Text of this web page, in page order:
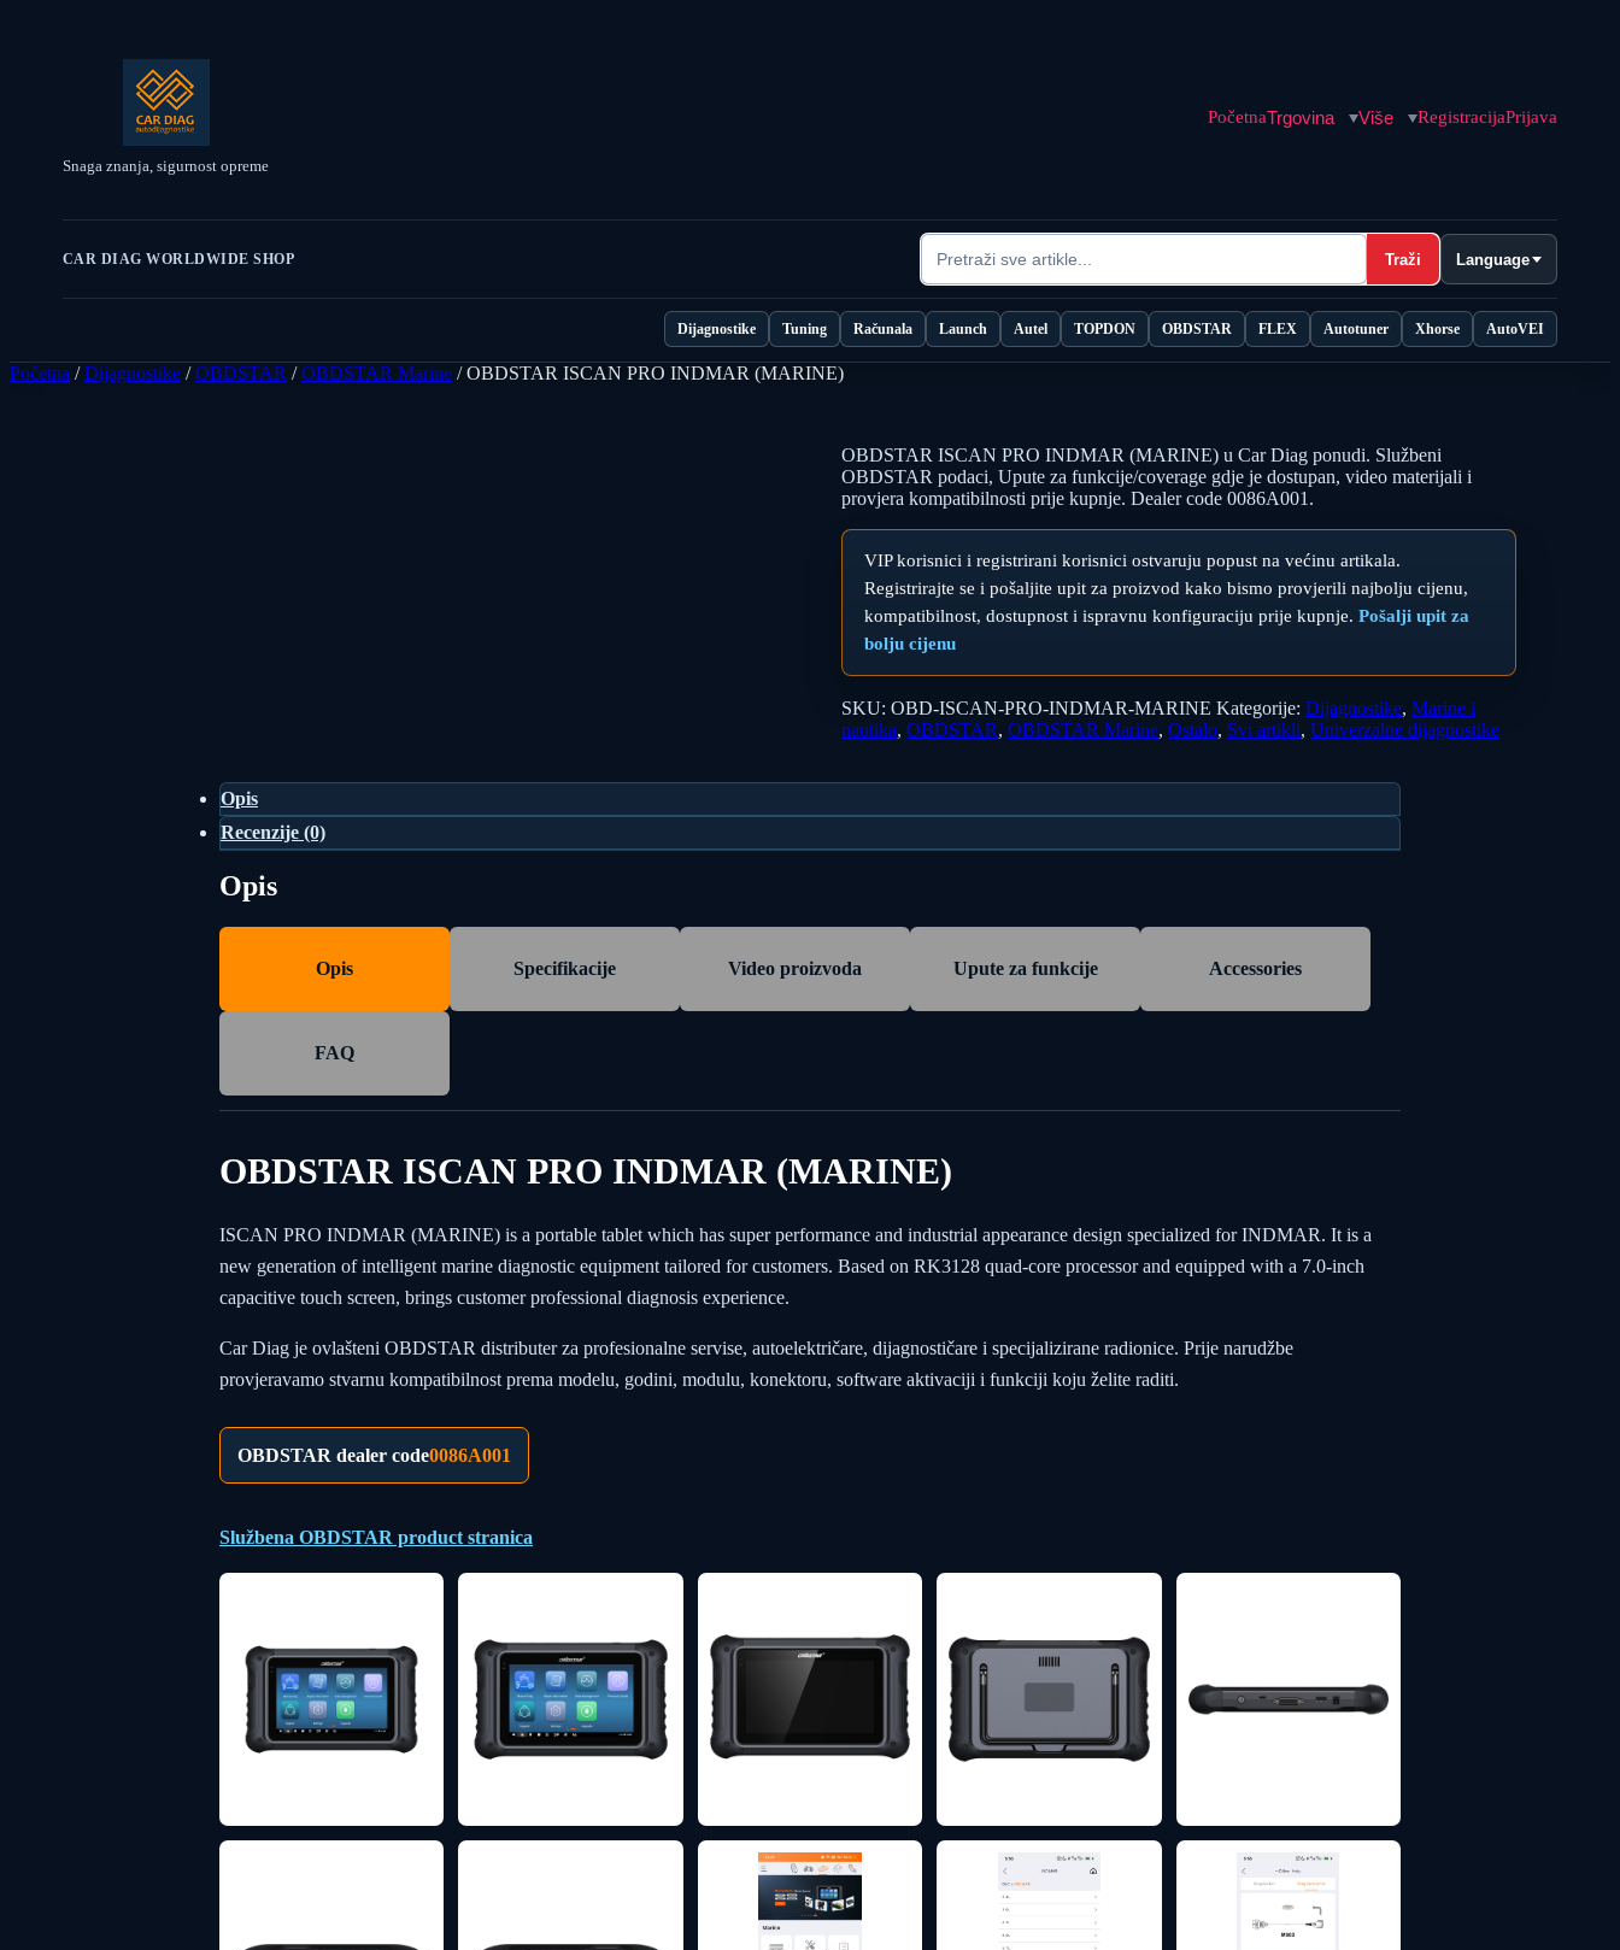
Snaga znanja, sigurnost opreme
PočetnaTrgovina Više RegistracijaPrijava
CAR DIAG WORLDWIDE SHOP Traži Language
Dijagnostike Tuning Računala Launch Autel TOPDON OBDSTAR FLEX Autotuner Xhorse AutoVEI
Početna /Dijagnostike /OBDSTAR /OBDSTAR Marine / OBDSTAR ISCAN PRO INDMAR (MARINE)
OBDSTAR ISCAN PRO INDMAR (MARINE) u Car Diag ponudi. Službeni
OBDSTAR podaci, Upute za funkcije/coverage gdje je dostupan, video materijali i
provjera kompatibilnosti prije kupnje. Dealer code 0086A001.
VIP korisnici i registrirani korisnici ostvaruju popust na većinu artikala.
Registrirajte se i pošaljite upit za proizvod kako bismo provjerili najbolju cijenu,
kompatibilnost, dostupnost i ispravnu konfiguraciju prije kupnje.Pošalji upit za
bolju cijenu
SKU:OBD-ISCAN-PRO-INDMAR-MARINE Kategorije:Dijagnostike,Marine i
nautika,OBDSTAR,OBDSTAR Marine,Ostalo, Svi artikli,Univerzalne dijagnostike
Opis
Recenzije (0)
Opis
Opis Specifikacije Video proizvoda Upute za funkcije Accessories
FAQ
OBDSTAR ISCAN PRO INDMAR (MARINE)
ISCAN PRO INDMAR (MARINE) is a portable tablet which has super performance and industrial appearance design specialized for INDMAR. It is a
new generation of intelligent marine diagnostic equipment tailored for customers. Based on RK3128 quad-core processor and equipped with a 7.0-inch
capacitive touch screen, brings customer professional diagnosis experience.
Car Diag je ovlašteni OBDSTAR distributer za profesionalne servise, autoelektričare, dijagnostičare i specijalizirane radionice. Prije narudžbe
provjeravamo stvarnu kompatibilnost prema modelu, godini, modulu, konektoru, software aktivaciji i funkciji koju želite raditi.
OBDSTAR dealer code0086A001
Službena OBDSTAR product stranica